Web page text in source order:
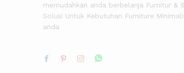
memudahkan anda berbelanja Furnitur &
Solusi Untuk Kebutuhan Furniture
anda